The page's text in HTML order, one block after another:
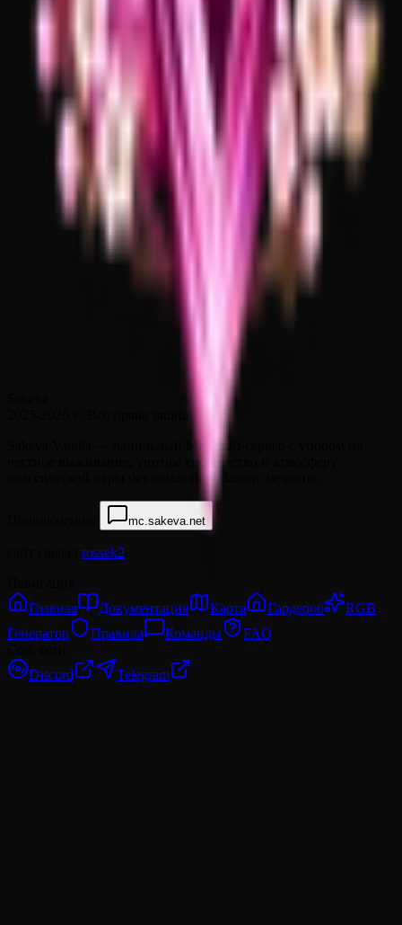
© Все права защищены.
Sakeva Vanilla — ванильный Minecraft-сервер с упором на
честное выживание, уютное сообщество и атмосферу
классической игры без ломающих баланс механик.
mc.sakeva.net
rossek2
Главная
Документация Карта Гардероб
RGB
Генератор
Правила Команды
FAQ
Discord
Telegram